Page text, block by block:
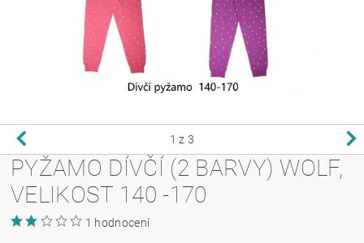
1 z 3
PYŽAMO DÍVČÍ (2 BARVY) WOLF,
VELIKOST 140 -170
1 hodnocení